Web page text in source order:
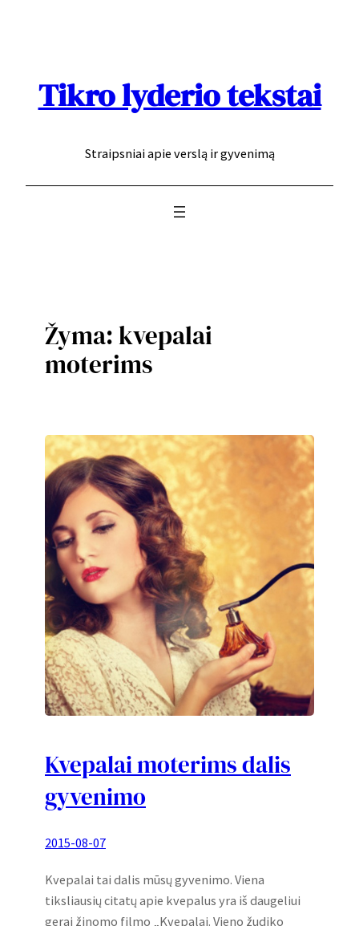
Tikro lyderio tekstai
Straipsniai apie verslą ir gyvenimą
Žyma:kvepalai
moterims
Kvepalai moterims dalis
gyvenimo
2015-08-07
Kvepalai tai dalis mūsų gyvenimo. Viena
tiksliausių citatų apie kvepalus yra iš daugeliui
gerai žinomo filmo „Kvepalai. Vieno žudiko